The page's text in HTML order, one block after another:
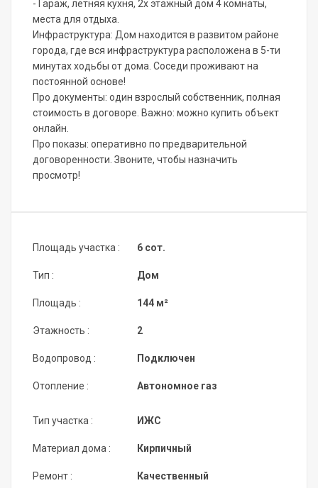
- Гараж, летняя кухня, 2х этажный дом 4 комнаты,
места для отдыха.
Инфраструктура: Дом находится в развитом районе
города, где вся инфраструктура расположена в 5-ти
минутах ходьбы от дома. Соседи проживают на
постоянной основе!
Про документы: один взрослый собственник, полная
стоимость в договоре. Важно: можно купить объект
онлайн.
Про показы: оперативно по предварительной
договоренности. Звоните, чтобы назначить
просмотр!
Площадь участка :
Тип :
Площадь :
Этажность :
Водопровод :
Отопление :
6 сот.
Дом
144 м²
2
Подключен
Автономное газ
Тип участка :
Материал дома :
Ремонт :
ИЖС
Кирпичный
Качественный